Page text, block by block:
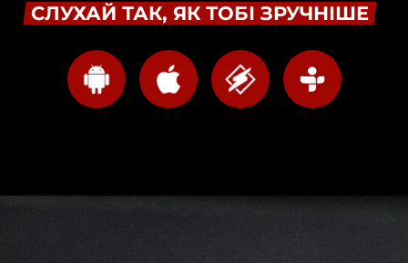
СЛУХАЙ ТАК, ЯК ТОБІ ЗРУЧНІШЕ